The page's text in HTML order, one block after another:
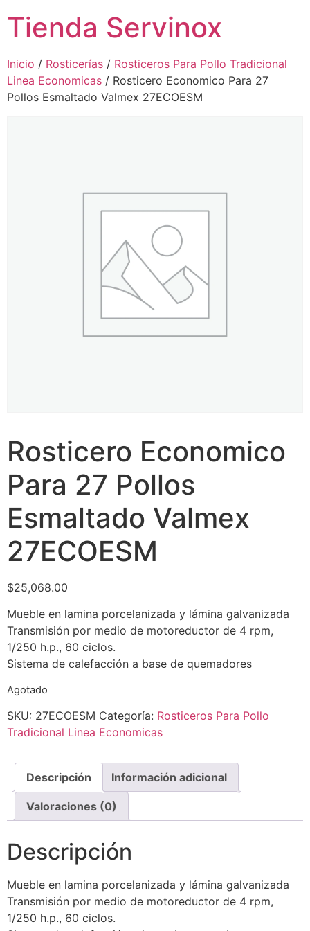
Tienda Servinox
Inicio / Rosticerías / Rosticeros Para Pollo Tradicional
Linea Economicas / Rosticero Economico Para 27
Pollos Esmaltado Valmex 27ECOESM
Rosticero Economico
Para 27 Pollos
Esmaltado Valmex
27ECOESM
$25,068.00
Mueble en lamina porcelanizada y lámina galvanizada
Transmisión por medio de motoreductor de 4 rpm,
1/250 h.p., 60 ciclos.
Sistema de calefacción a base de quemadores
Agotado
SKU: 27ECOESM Categoría: Rosticeros Para Pollo
Tradicional Linea Economicas
Descripción Información adicional
Valoraciones (0)
Descripción
Mueble en lamina porcelanizada y lámina galvanizada
Transmisión por medio de motoreductor de 4 rpm,
1/250 h.p., 60 ciclos.